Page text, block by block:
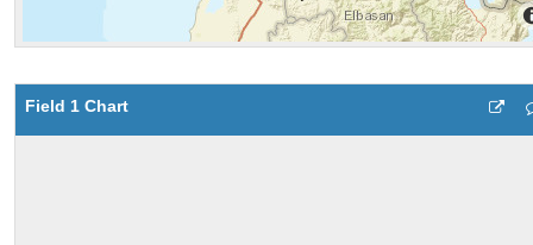
Field 1 Chart